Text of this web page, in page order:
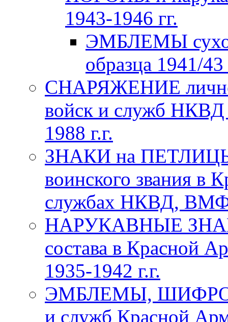
1943-1946 гг.
ЭМБЛЕМЫ
образца 1941/43
СНАРЯЖЕНИЕ
войск и служб
1988 г.г.
ЗНАКИ на
воинского звания в
службах НКВД, ВМФ
НАРУКАВНЫЕ
состава в Красной
1935-1942 г.г.
ЭМБЛЕМЫ,
и служб Красной